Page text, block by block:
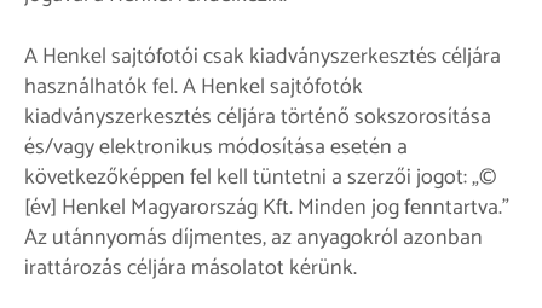
A Henkel sajtófotói csak kiadványszerkesztés céljára
használhatók fel. A Henkel sajtófotók
kiadványszerkesztés céljára történő sokszorosítása
és/vagy elektronikus módosítása esetén a
következőképpen fel kell tüntetni a szerzői jogot: „©
[év] Henkel Magyarország Kft. Minden jog fenntartva.”
Az utánnyomás díjmentes, az anyagokról azonban
irattározás céljára másolatot kérünk.